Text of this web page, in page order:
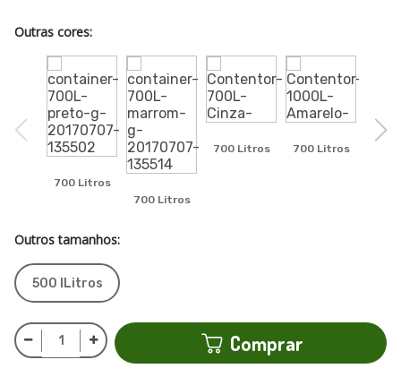
Outras cores:
700 Litros
700 Litros
700 Litros
700 Litros
Outros tamanhos:
500 lLitros
Comprar